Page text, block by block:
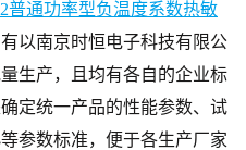
普通功率型负温度系数热敏
以南京时恒电子科技有限公
生产，且均有各自的企业标
定统一产品的性能参数、试
参数标准，便于各生产厂家